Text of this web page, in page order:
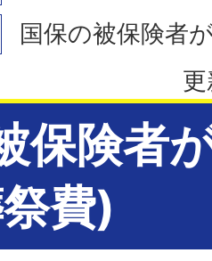
国保の被保険者
保険者
費)